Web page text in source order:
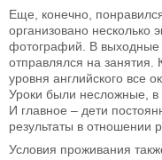
Еще, конечно,
организовано несколько
фотографий. В выходные
отправлялся на занятия.
уровня английского все
Уроки были несложные, в
И главное – дети
результаты в отношении
Условия проживания